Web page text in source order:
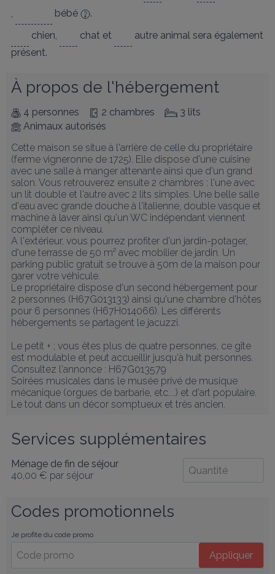
,
bébé
.
chien, chat et autre animal sera également
présent.
À propos de l'hébergement
4 personnes 2 chambres
3 lits
Animaux autorisés
Cette maison se situe à l'arrière de celle du propriétaire
(ferme vigneronne de 1725). Elle dispose d'une cuisine
avec une salle à manger attenante ainsi que d'un grand
salon. Vous retrouverez ensuite 2 chambres : l'une avec
un lit double et l'autre avec 2 lits simples. Une belle salle
d'eau avec grande douche à l'italienne, double vasque et
machine à laver ainsi qu'un WC indépendant viennent
compléter ce niveau.
A l'extérieur, vous pourrez profiter d'un jardin-potager,
d'une terrasse de 50 m² avec mobilier de jardin. Un
parking public gratuit se trouve à 50m de la maison pour
garer votre véhicule.
Le propriétaire dispose d'un second hébergement pour
2 personnes (H67G013133) ainsi qu'une chambre d'hôtes
pour 6 personnes (H67H014066). Les différents
hébergements se partagent le jacuzzi.
Le petit + ; vous êtes plus de quatre personnes, ce gîte
est modulable et peut accueillir jusqu'à huit personnes.
Consultez l'annonce : H67G013579
Soirées musicales dans le musée privé de musique
mécanique (orgues de barbarie, etc....) et d'art populaire.
Le tout dans un décor somptueux et très ancien.
Services supplémentaires
Ménage de fin de séjour
40,00 € par séjour
Codes promotionnels
Je profite du code promo
Appliquer